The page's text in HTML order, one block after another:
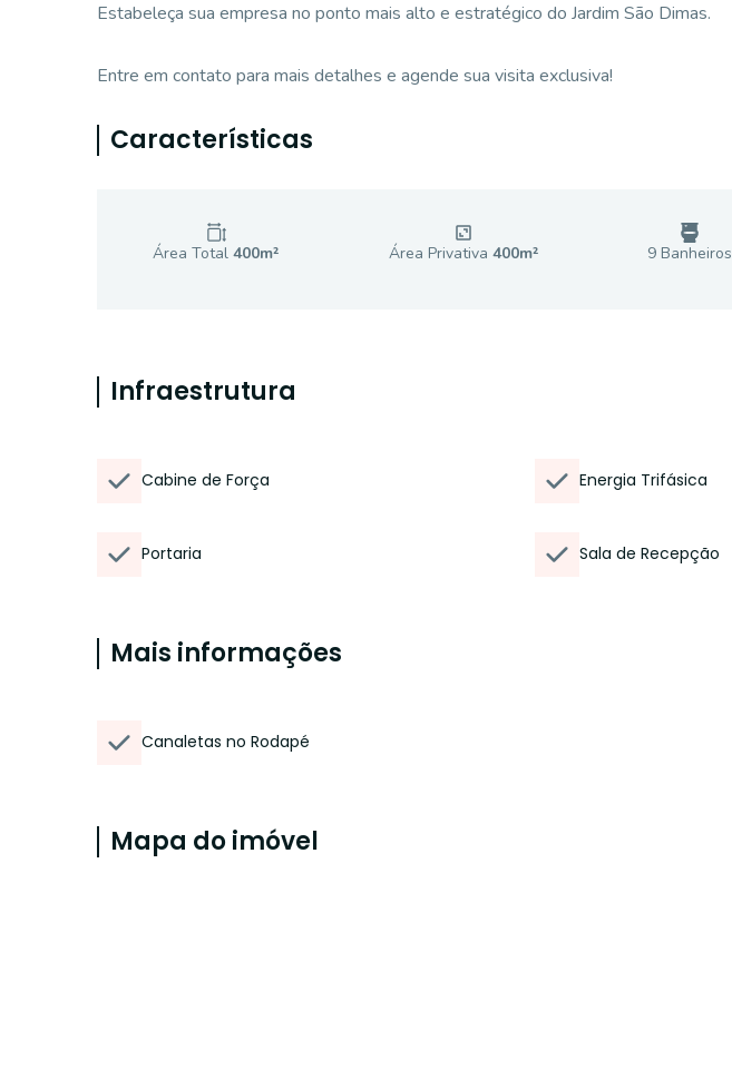
Estabeleça sua empresa no ponto mais alto e estratégico do Jardim São Dimas.
Entre em contato para mais detalhes e agende sua visita exclusiva!
Características
Área Total 400m² Área Privativa 400m² 9 Banheiros
Infraestrutura
Cabine de Força Energia Trifásica
Portaria Sala de Recepção
Mais informações
Canaletas no Rodapé
Mapa do imóvel